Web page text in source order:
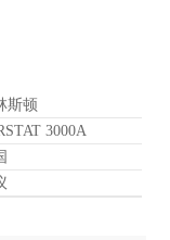
斯顿
3000A